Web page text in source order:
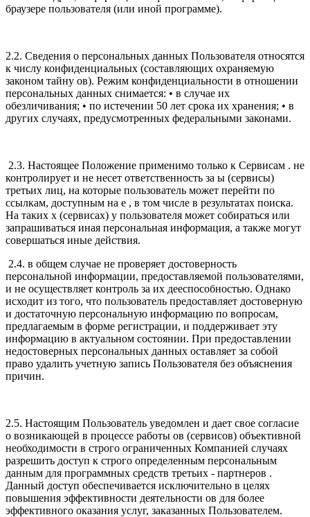
браузере пользователя (или иной программе).
2.2. Сведения о персональных данных Пользователя относятся
к числу конфиденциальных (составляющих охраняемую
законом тайну ов). Режим конфиденциальности в отношении
персональных данных снимается: • в случае их
обезличивания; • по истечении 50 лет срока их хранения; • в
других случаях, предусмотренных федеральными законами.
2.3. Настоящее Положение применимо только к Сервисам . не
контролирует и не несет ответственность за ы (сервисы)
третьих лиц, на которые пользователь может перейти по
ссылкам, доступным на е , в том числе в результатах поиска.
На таких х (сервисах) у пользователя может собираться или
запрашиваться иная персональная информация, а также могут
совершаться иные действия.
2.4. в общем случае не проверяет достоверность
персональной информации, предоставляемой пользователями,
и не осуществляет контроль за их дееспособностью. Однако
исходит из того, что пользователь предоставляет достоверную
и достаточную персональную информацию по вопросам,
предлагаемым в форме регистрации, и поддерживает эту
информацию в актуальном состоянии. При предоставлении
недостоверных персональных данных оставляет за собой
право удалить учетную запись Пользователя без объяснения
причин.
2.5. Настоящим Пользователь уведомлен и дает свое согласие
о возникающей в процессе работы ов (сервисов) объективной
необходимости в строго ограниченных Компанией случаях
разрешить доступ к строго определенным персональным
данным для программных средств третьих - партнеров .
Данный доступ обеспечивается исключительно в целях
повышения эффективности деятельности ов для более
эффективного оказания услуг, заказанных Пользователем.